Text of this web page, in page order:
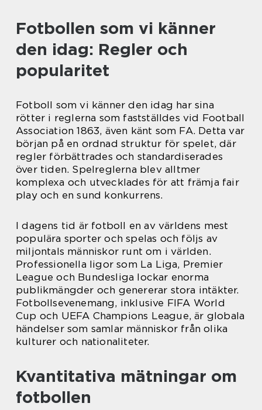
Fotbollen som vi känner
den idag: Regler och
popularitet
Fotboll som vi känner den idag har sina
rötter i reglerna som fastställdes vid Football
Association 1863, även känt som FA. Detta var
början på en ordnad struktur för spelet, där
regler förbättrades och standardiserades
över tiden. Spelreglerna blev alltmer
komplexa och utvecklades för att främja fair
play och en sund konkurrens.
I dagens tid är fotboll en av världens mest
populära sporter och spelas och följs av
miljontals människor runt om i världen.
Professionella ligor som La Liga, Premier
League och Bundesliga lockar enorma
publikmängder och genererar stora intäkter.
Fotbollsevenemang, inklusive FIFA World
Cup och UEFA Champions League, är globala
händelser som samlar människor från olika
kulturer och nationaliteter.
Kvantitativa mätningar om
fotbollen